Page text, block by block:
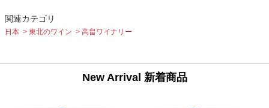
関連カテゴリ
日本 東北のワイン 高畠ワイナリー
New Arrival 新着商品